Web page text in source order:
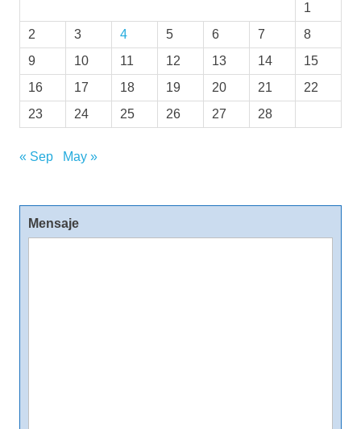
1
2
3 4 5 6 7
8
9
10 11 12 13 14
15
16
17 18 19 20 21
22
23
24 25 26 27 28
« Sep May »
Mensaje